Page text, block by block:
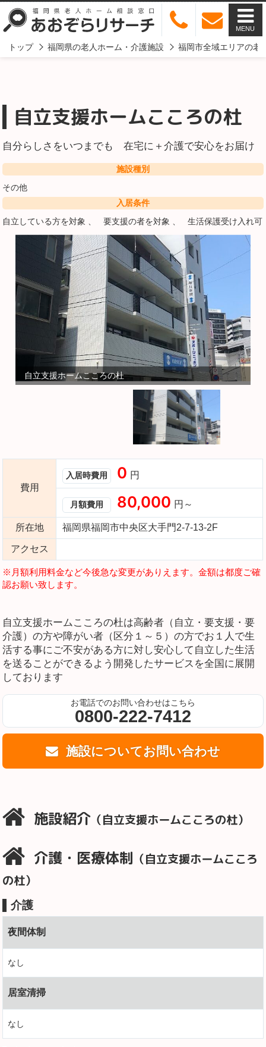
MENU
トップ 福岡県の老人ホーム・介護施設 福岡市全域エリアの老
自立支援ホームこころの杜
自分らしさをいつまでも 在宅に＋介護で安心をお届け
施設種別
その他
入居条件
自立している方を対象
要支援の者を対象 生活保護受け入れ可
自立支援ホームこころの杜
費用
入居時費用 0 円
月額費用 80,000 円～
所在地 福岡県福岡市中央区大手門2-7-13-2F
アクセス
※月額利用料金など今後急な変更がありえます。金額は都度ご確
認お願い致します。
自立支援ホームこころの杜は高齢者（自立・要支援・要
介護）の方や障がい者（区分１～５）の方でお１人で生
活する事にご不安がある方に対し安心して自立した生活
を送ることができるよう開発したサービスを全国に展開
しております
お電話でのお問い合わせはこちら
0800-222-7412
施設についてお問い合わせ
施設紹介 （自立支援ホームこころの杜）
介護・医療体制 （自立支援ホームこころ
の杜）
介護
夜間体制
なし
居室清掃
なし